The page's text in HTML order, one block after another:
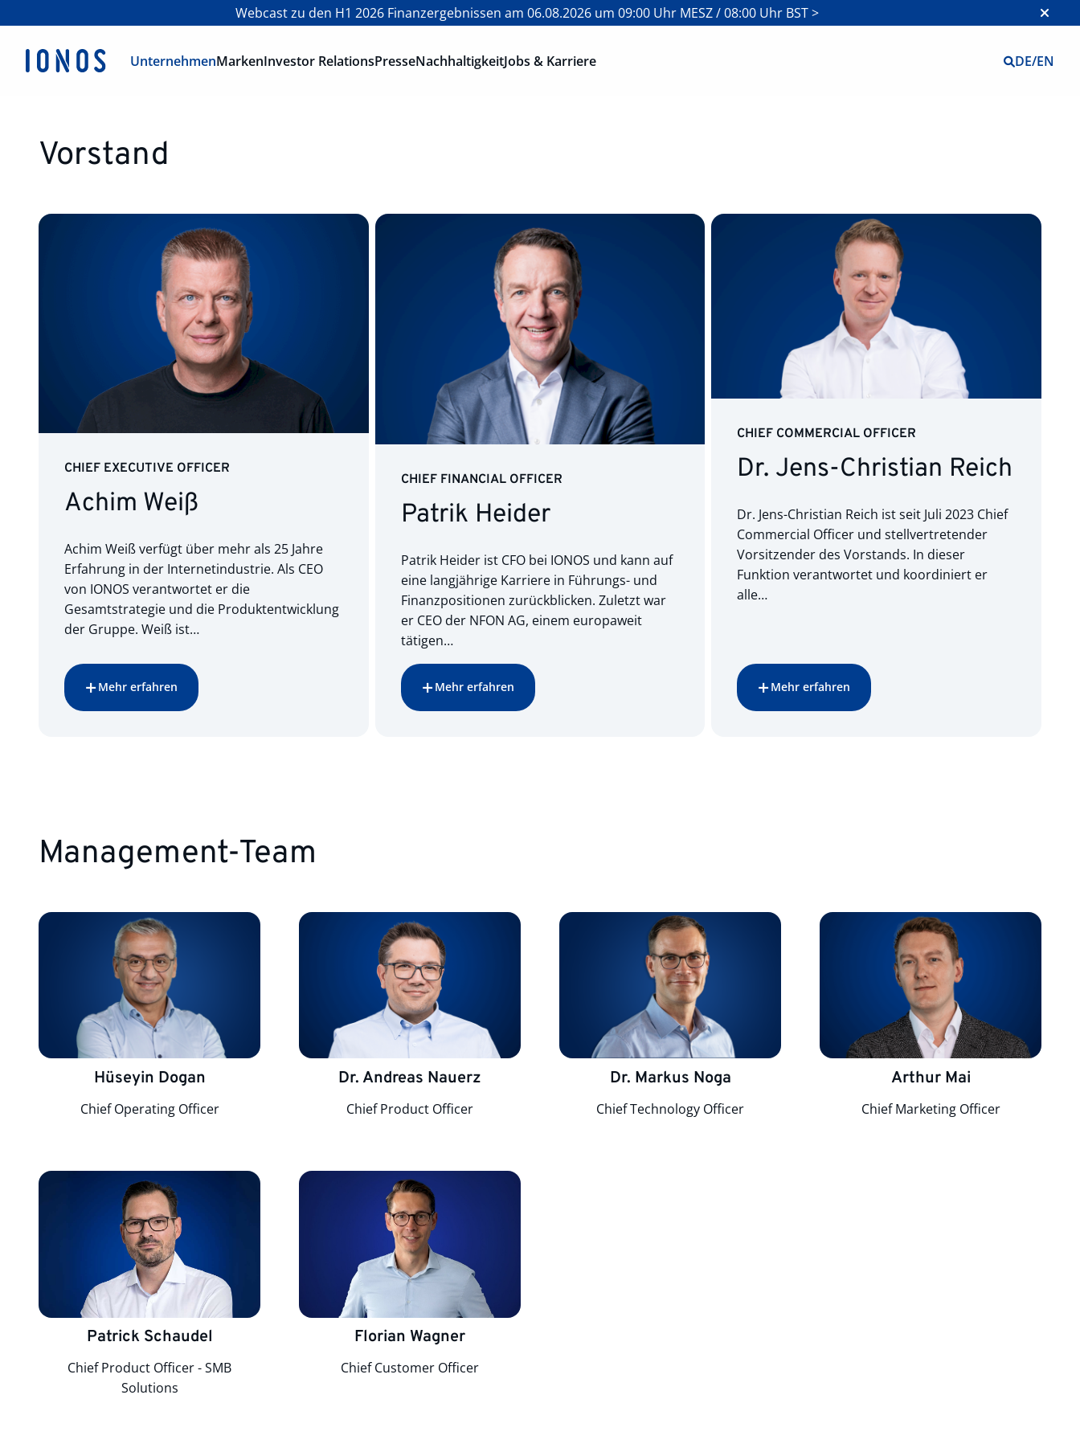
Webcast zu den H1 2026 Finanzergebnissen am 06.08.2026 um 09:00 Uhr MESZ / 08:00 Uhr BST >
UnternehmenMarkenInvestor RelationsPresseNachhaltigkeitJobs & Karriere DE/EN
Vorstand
CHIEF EXECUTIVE OFFICER
Achim Weiß
Achim Weiß verfügt über mehr als 25 Jahre
Erfahrung in der Internetindustrie. Als CEO
von IONOS verantwortet er die
Gesamtstrategie und die Produktentwicklung
der Gruppe. Weiß ist…
Mehr erfahren
CHIEF FINANCIAL OFFICER
Patrik Heider
Patrik Heider ist CFO bei IONOS und kann auf
eine langjährige Karriere in Führungs- und
Finanzpositionen zurückblicken. Zuletzt war
er CEO der NFON AG, einem europaweit
tätigen…
Mehr erfahren
CHIEF COMMERCIAL OFFICER
Dr. Jens-Christian Reich
Dr. Jens-Christian Reich ist seit Juli 2023 Chief
Commercial Officer und stellvertretender
Vorsitzender des Vorstands. In dieser
Funktion verantwortet und koordiniert er
alle…
Mehr erfahren
Management-Team
Hüseyin Dogan
Chief Operating Officer
Dr. Andreas Nauerz
Chief Product Officer
Dr. Markus Noga
Chief Technology Officer
Arthur Mai
Chief Marketing Officer
Patrick Schaudel
Chief Product Officer - SMB
Solutions
Florian Wagner
Chief Customer Officer